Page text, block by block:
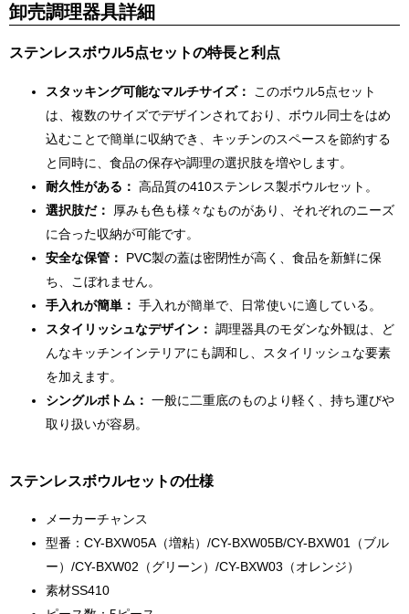
卸売調理器具詳細
ステンレスボウル5点セットの特長と利点
スタッキング可能なマルチサイズ：
このボウル5点セット
は、複数のサイズでデザインされており、ボウル同士をはめ
込むことで簡単に収納でき、キッチンのスペースを節約する
と同時に、食品の保存や調理の選択肢を増やします。
耐久性がある： 高品質の410ステンレス製ボウルセット。
選択肢だ：
厚みも色も様々なものがあり、それぞれのニーズ
に合った収納が可能です。
安全な保管：
PVC製の蓋は密閉性が高く、食品を新鮮に保
ち、こぼれません。
手入れが簡単： 手入れが簡単で、日常使いに適している。
スタイリッシュなデザイン： 調理器具のモダンな外観は、ど
んなキッチンインテリアにも調和し、スタイリッシュな要素
を加えます。
シングルボトム： 一般に二重底のものより軽く、持ち運びや
取り扱いが容易。
ステンレスボウルセットの仕様
メーカーチャンス
型番：CY-BXW05A（増粘）/CY-BXW05B/CY-BXW01（ブル
ー）/CY-BXW02（グリーン）/CY-BXW03（オレンジ）
素材SS410